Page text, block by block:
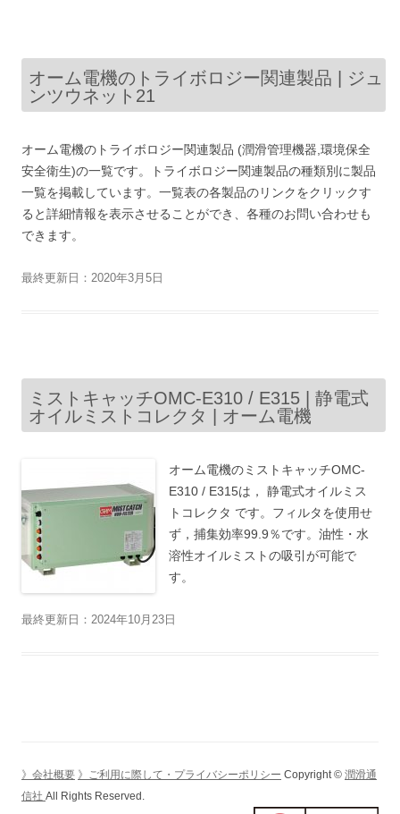
オーム電機のトライボロジー関連製品 | ジュ
ンツウネット21
オーム電機のトライボロジー関連製品 (潤滑管理機器,環境保全
安全衛生)の一覧です。トライボロジー関連製品の種類別に製品
一覧を掲載しています。一覧表の各製品のリンクをクリックす
ると詳細情報を表示させることができ、各種のお問い合わせも
できます。
最終更新日：2020年3月5日
ミストキャッチOMC-E310 / E315 | 静電式
オイルミストコレクタ | オーム電機
オーム電機のミストキャッチOMC-
E310 / E315は， 静電式オイルミス
トコレクタ です。フィルタを使用せ
ず，捕集効率99.9％です。油性・水
溶性オイルミストの吸引が可能で
す。
最終更新日：2024年10月23日
》会社概要 》ご利用に際して・プライバシーポリシー Copyright © 潤滑通
信社 All Rights Reserved.